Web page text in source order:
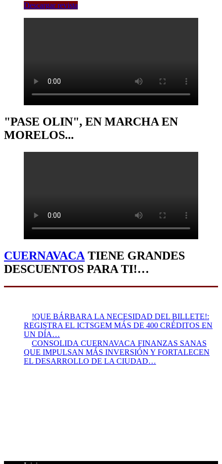
Descargar revista
"PASE OLIN", EN MARCHA EN
MORELOS...
CUERNAVACA TIENE GRANDES
DESCUENTOS PARA TI!…
!QUE BÁRBARA LA NECESIDAD DEL BILLETE!:
REGISTRA EL ICTSGEM MÁS DE 400 CRÉDITOS EN
UN DÍA…
CONSOLIDA CUERNAVACA FINANZAS SANAS
QUE IMPULSAN MÁS INVERSIÓN Y FORTALECEN
EL DESARROLLO DE LA CIUDAD…